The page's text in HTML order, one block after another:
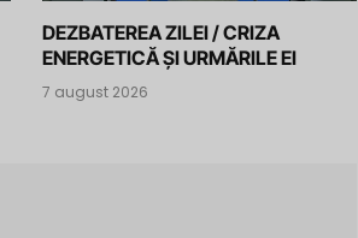
DEZBATEREA ZILEI / CRIZA
ENERGETICĂ ȘI URMĂRILE EI
7 august 2026